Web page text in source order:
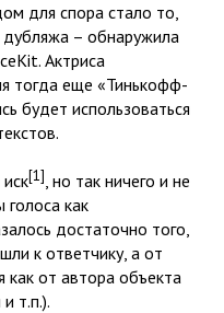
для спора стало то,
– обнаружила
Актриса
тогда еще «Тинькофф-
будет использоваться
[1], но так ничего и не
как
достаточно того,
к ответчику, а от
как от автора объекта
т.п.).